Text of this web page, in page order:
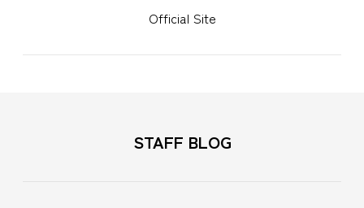
Official Site
STAFF BLOG